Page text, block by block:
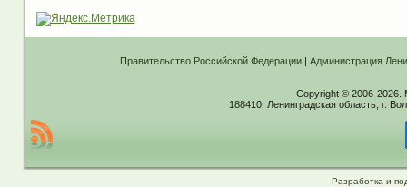
Правительство Российской Федерации| Администрация
Copyright © 2006-2026.
188410, Ленинградская область, г.
Разработка и